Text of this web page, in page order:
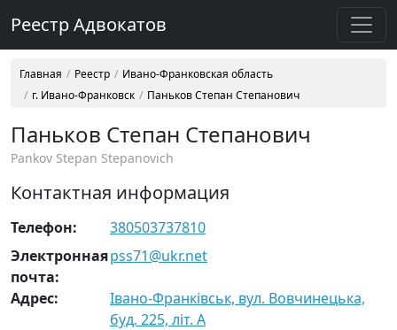
Реестр Адвокатов
Главная Реестр
Ивано-Франковская область
г. Ивано-Франковск
Паньков Степан Степанович
Паньков Степан Степанович
Pankov Stepan Stepanovich
Контактная информация
Телефон:
380503737810
Электронная
почта:
pss71@ukr.net
Адрес:
Івано-Франківськ, вул. Вовчинецька,
буд. 225, літ. А